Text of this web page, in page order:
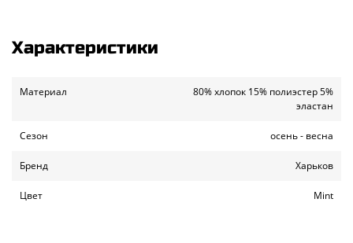
Характеристики
Материал
80% хлопок 15% полиэстер 5%
эластан
Сезон осень - весна
Бренд Харьков
Цвет Mint